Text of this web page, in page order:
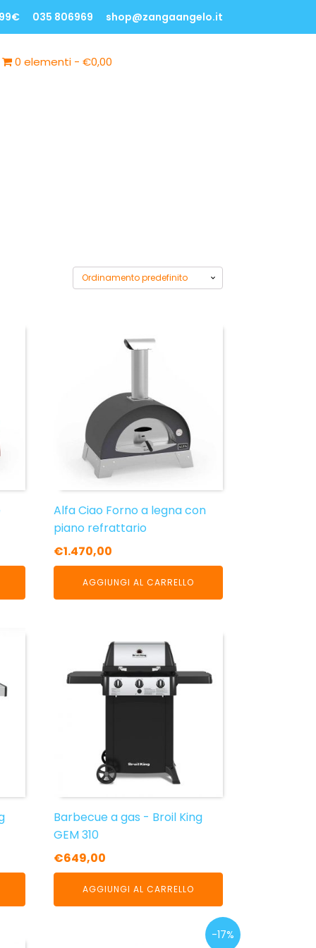
035 806969 shop@zangaangelo.it
0 elementi €0,00
Alfa Ciao Forno a legna con
piano refrattario
€1.470,00
AGGIUNGI AL CARRELLO
Barbecue a gas - Broil King
GEM 310
€649,00
AGGIUNGI AL CARRELLO
-17%